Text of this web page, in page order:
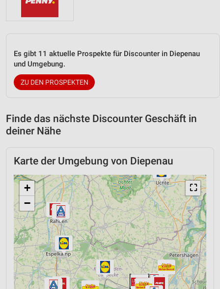
Es gibt 11 aktuelle Prospekte für Discounter in Diepenau
und Umgebung.
ZU DEN PROSPEKTEN
Finde das nächste Discounter Geschäft in
deiner Nähe
Karte der Umgebung von Diepenau
⛶
+
−